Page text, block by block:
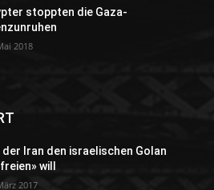
stoppten die Gaza-
2018
der Iran den israelischen Golan
will
2017